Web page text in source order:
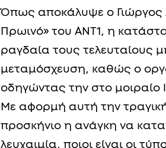
Όπως αποκάλυψε ο Γιώργος
Πρωινό» του ΑΝΤ1, η
ραγδαία τους τελευταίους
μεταμόσχευση, καθώς ο
οδηγώντας την στο μοιραίο
Με αφορμή αυτή την
προσκήνιο η ανάγκη να
λευχαιμία, ποιοι είναι οι